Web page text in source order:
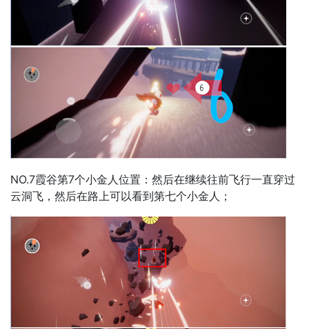
NO.7霞谷第7个小金人位置：然后在继续往前飞行一直穿过
云洞飞，然后在路上可以看到第七个小金人；